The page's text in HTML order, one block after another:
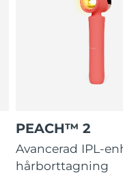
PEACH™ 2
Avancerad IPL-
hårborttagning